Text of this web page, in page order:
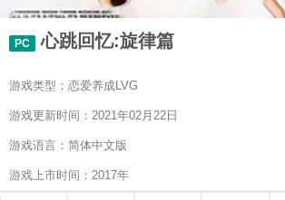
PC 心跳回忆:旋律篇
游戏类型：恋爱养成LVG
游戏更新时间：2021年02月22日
游戏语言：简体中文版
游戏上市时间：2017年